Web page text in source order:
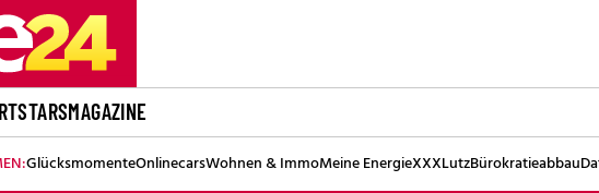
STARSMAGAZINE
GlücksmomenteOnlinecarsWohnen & ImmoMeine EnergieXXXLutzBürokratieabbau